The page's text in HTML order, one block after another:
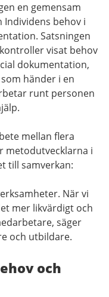
en gemensam
behov i
Satsningen
visat behov
dokumentation,
händer i en
runt personen
mellan flera
metodutvecklarna i
till samverkan:
När vi
mer likvärdigt och
säger
och utbildare.
och